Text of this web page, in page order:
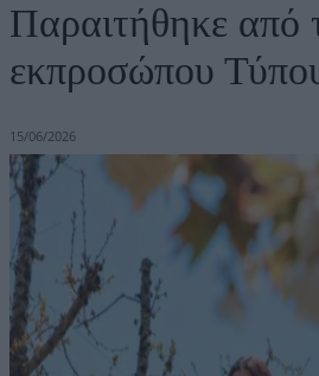
Παραιτήθηκε από
εκπροσώπου
15/06/2026